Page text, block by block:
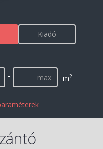
Kiadó
-
m2